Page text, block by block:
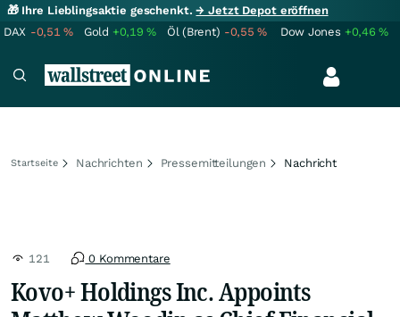
🎁 Ihre Lieblingsaktie geschenkt.→ Jetzt Depot eröffnen
DAX -0,51% Gold +0,19% Öl (Brent) -0,55% Dow Jones +0,46%
Startseite Nachrichten Pressemitteilungen Nachricht
121 0 Kommentare
Kovo+ Holdings Inc. Appoints